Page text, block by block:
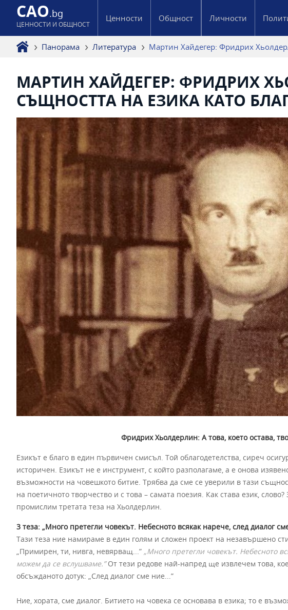
CAO.bg
ЦЕННОСТИ И ОБЩНОСТ
Ценности Общност Личности
Панорама Литература Мартин Хайдегер: Фридрих
МАРТИН ХАЙДЕГЕР: ФРИДРИХ
СЪЩНОСТТА НА ЕЗИКА КАТО
Фридрих Хьолдерлин: А това, което остава,
Езикът е благо в един първичен смисъл. Той облагодетелства, сиреч
историчен. Езикът не е инструмент, с който разполагаме, а е онова
възможности на човешкото битие. Трябва да сме се уверили в тази
на поетичното творчество и с това – самата поезия. Как става език,
промислим третата теза на Хьолдерлин.
3 теза: „Много претегли човекът. Небесното всякак нарече, след диалог
Тази теза ние намираме в един голям и сложен проект на незавършено
„Примирен, ти, нивга, невярващ...” „Много претегли човекът. Небесното
можем да се вслушваме.”От тези редове най-напред ще извлечем това,
обсъжданото дотук: „След диалог сме ние...”
Ние, хората, сме диалог. Битието на човека се основава в езика; то е